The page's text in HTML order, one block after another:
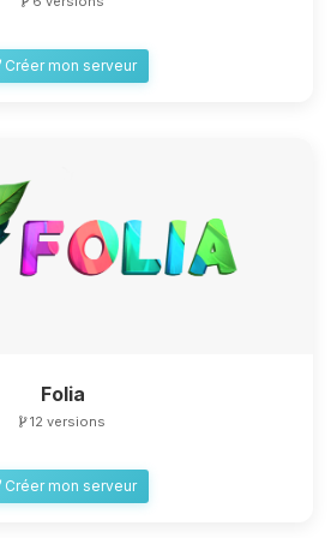
Créer mon serveur
Folia
12 versions
Créer mon serveur